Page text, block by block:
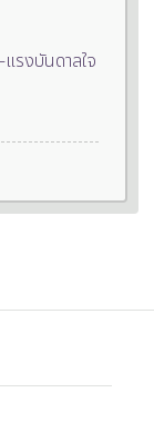
รงบันดาลใจ